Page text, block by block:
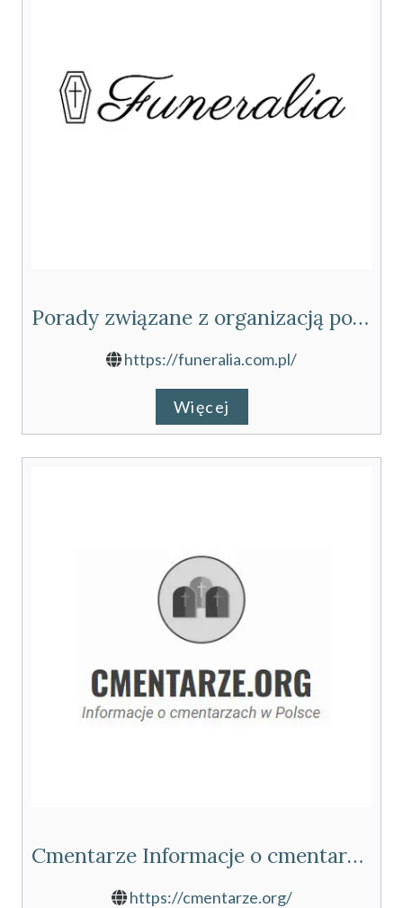
Porady związane z organizacją pogrzebu
https://funeralia.com.pl/
Więcej
Cmentarze Informacje o cmentarzach w Polsce
https://cmentarze.org/